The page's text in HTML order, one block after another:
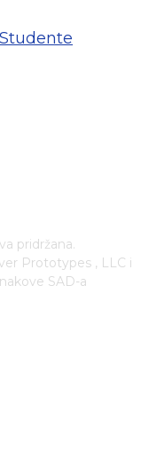
pridržana.
Prototypes , LLC i
SAD-a